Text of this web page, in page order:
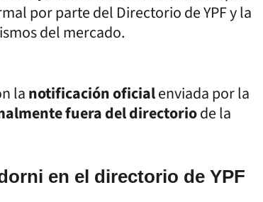
por parte del Directorio de YPF y la
del mercado.
lanotificación oficialenviada por la
fuera del directoriode la
en el directorio de YPF